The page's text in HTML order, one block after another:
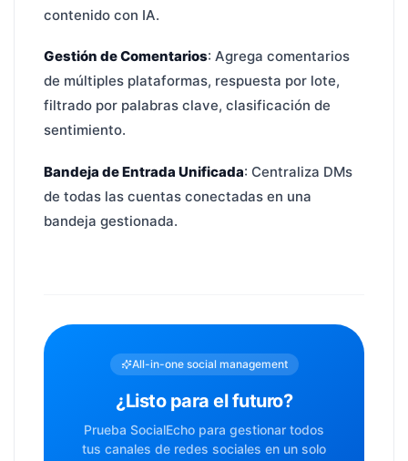
contenido con IA.
Gestión de Comentarios: Agrega comentarios
de múltiples plataformas, respuesta por lote,
filtrado por palabras clave, clasificación de
sentimiento.
Bandeja de Entrada Unificada: Centraliza DMs
de todas las cuentas conectadas en una
bandeja gestionada.
All-in-one social management
¿Listo para el futuro?
Prueba SocialEcho para gestionar todos
tus canales de redes sociales en un solo